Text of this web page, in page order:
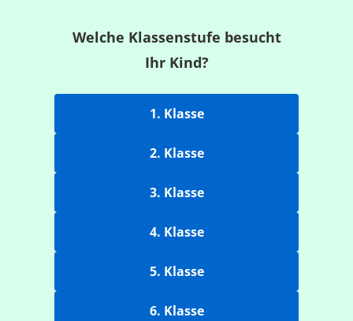
Welche Klassenstufe besucht
Ihr Kind?
1. Klasse
2. Klasse
3. Klasse
4. Klasse
5. Klasse
6. Klasse